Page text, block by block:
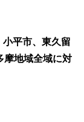
平市、東久留
摩地域全域に対